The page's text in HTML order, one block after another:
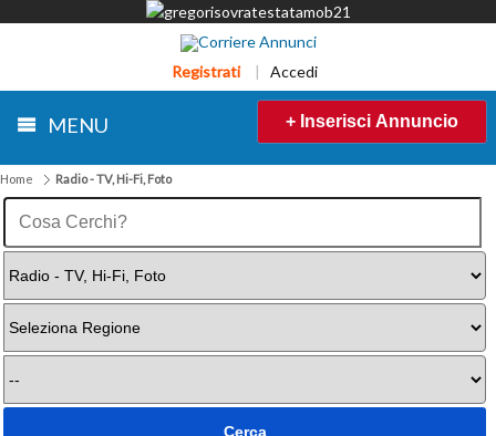
Registrati | Accedi
MENU + Inserisci Annuncio
Home Radio - TV, Hi-Fi, Foto